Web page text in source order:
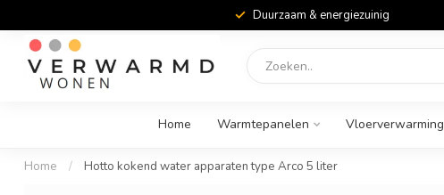
Duurzaam & energiezuinig
Home Warmtepanelen Vloerverwarming
Home / Hotto kokend water apparaten type Arco 5 liter